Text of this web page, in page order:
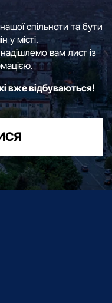
спільноти та бути
у місті.
вам лист із
вже відбуваються!